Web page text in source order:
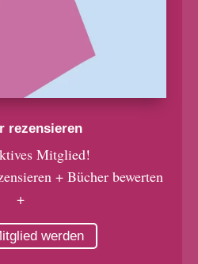
rezensieren
Mitglied!
+ Bücher bewerten
+
werden